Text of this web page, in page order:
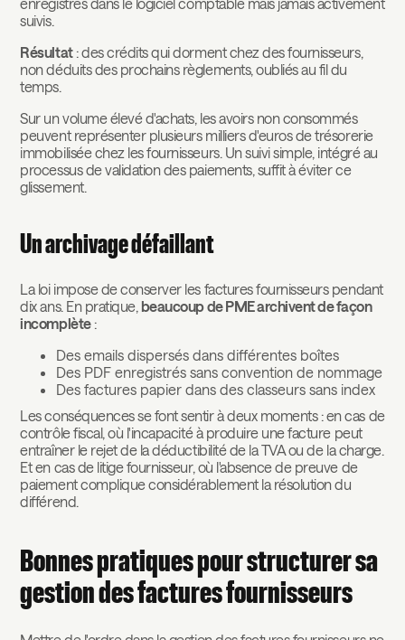
suivis.
Résultat: des crédits qui dorment chez des fournisseurs,
non déduits des prochains règlements, oubliés au fil du
temps.
Sur un volume élevé d'achats, les avoirs non consommés
peuvent représenter plusieurs milliers d'euros de trésorerie
immobilisée chez les fournisseurs. Un suivi simple, intégré au
processus de validation des paiements, suffit à éviter ce
glissement.
Un archivage défaillant
La loi impose de conserver les factures fournisseurs pendant
dix ans. En pratique, beaucoup de PME archivent de façon
incomplète:
Des emails dispersés dans différentes boîtes
Des PDF enregistrés sans convention de nommage
Des factures papier dans des classeurs sans index
Les conséquences se font sentir à deux moments : en cas de
contrôle fiscal, où l'incapacité à produire une facture peut
entraîner le rejet de la déductibilité de la TVA ou de la charge.
Et en cas de litige fournisseur, où l'absence de preuve de
paiement complique considérablement la résolution du
différend.
Bonnes pratiques pour structurer sa
gestion des factures fournisseurs